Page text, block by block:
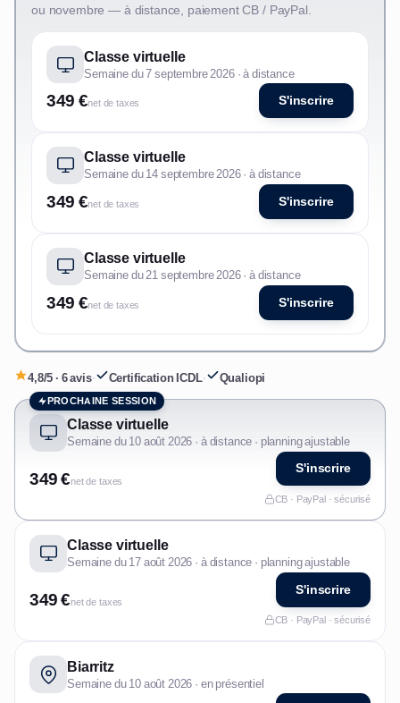
ou novembre — à distance, paiement CB / PayPal.
Classe virtuelle
Semaine du 7 septembre 2026 · à distance
349 €net de taxes S'inscrire
Classe virtuelle
Semaine du 14 septembre 2026 · à distance
349 €net de taxes S'inscrire
Classe virtuelle
Semaine du 21 septembre 2026 · à distance
349 €net de taxes S'inscrire
4,8/5 · 6 avis· Certification ICDL· Qualiopi
PROCHAINE SESSION
Classe virtuelle
Semaine du 10 août 2026 · à distance · planning ajustable
349 €net de taxes
S'inscrire
CB · PayPal · sécurisé
Classe virtuelle
Semaine du 17 août 2026 · à distance · planning ajustable
349 €net de taxes
S'inscrire
CB · PayPal · sécurisé
Biarritz
Semaine du 10 août 2026 · en présentiel